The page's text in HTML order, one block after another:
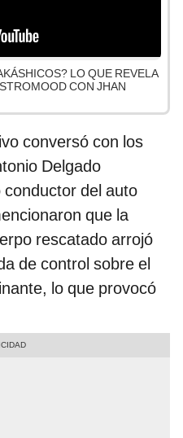
LO QUE REVELA
CON JHAN
conversó con los
Delgado
del auto
que la
rescatado arrojó
de control sobre el
lo que provocó